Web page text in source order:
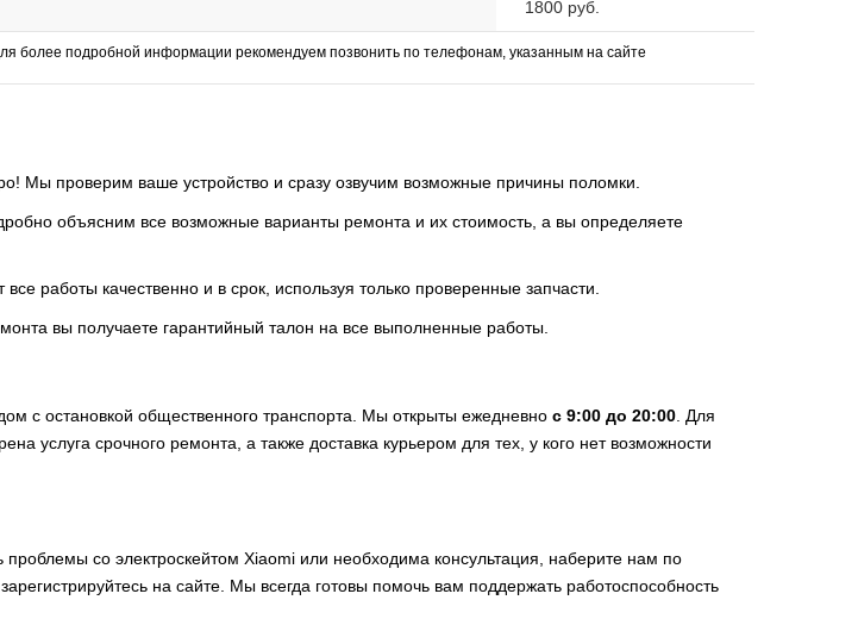
1800 руб.
более подробной информации рекомендуем позвонить по телефонам, указанным на сайте
Мы проверим ваше устройство и сразу озвучим возможные причины поломки.
объясним все возможные варианты ремонта и их стоимость, а вы определяете
работы качественно и в срок, используя только проверенные запчасти.
вы получаете гарантийный талон на все выполненные работы.
с остановкой общественного транспорта. Мы открыты ежедневно с 9:00 до 20:00 . Для
услуга срочного ремонта, а также доставка курьером для тех, у кого нет возможности
проблемы со электроскейтом Xiaomi или необходима консультация, наберите нам по
на сайте. Мы всегда готовы помочь вам поддержать работоспособность